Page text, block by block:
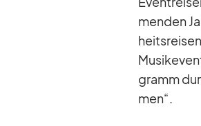
men­den
gramm
men“.